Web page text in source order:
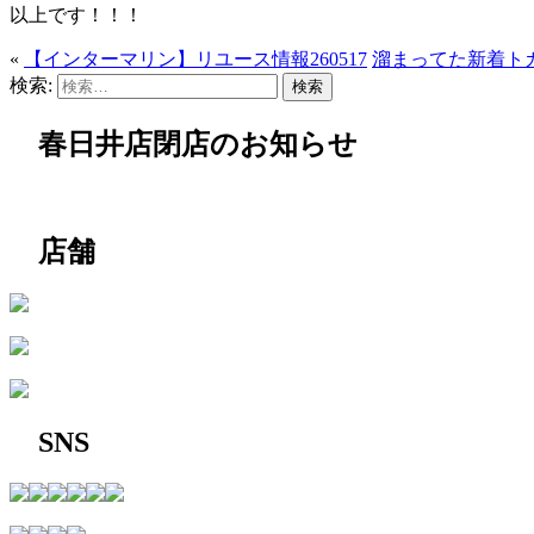
以上です！！！
« 【インターマリン】リユース情報260517 溜まってた新着
検索:
春日井店閉店のお知らせ
店舗
SNS